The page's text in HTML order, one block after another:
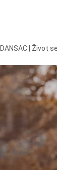
DANSAC | Život